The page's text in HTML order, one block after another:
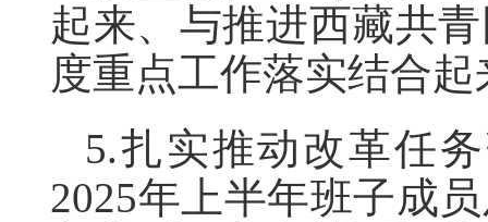
起来、与推进西藏共
度重点工作落实结合
5.扎实推动改革任
2025年上半年班子成